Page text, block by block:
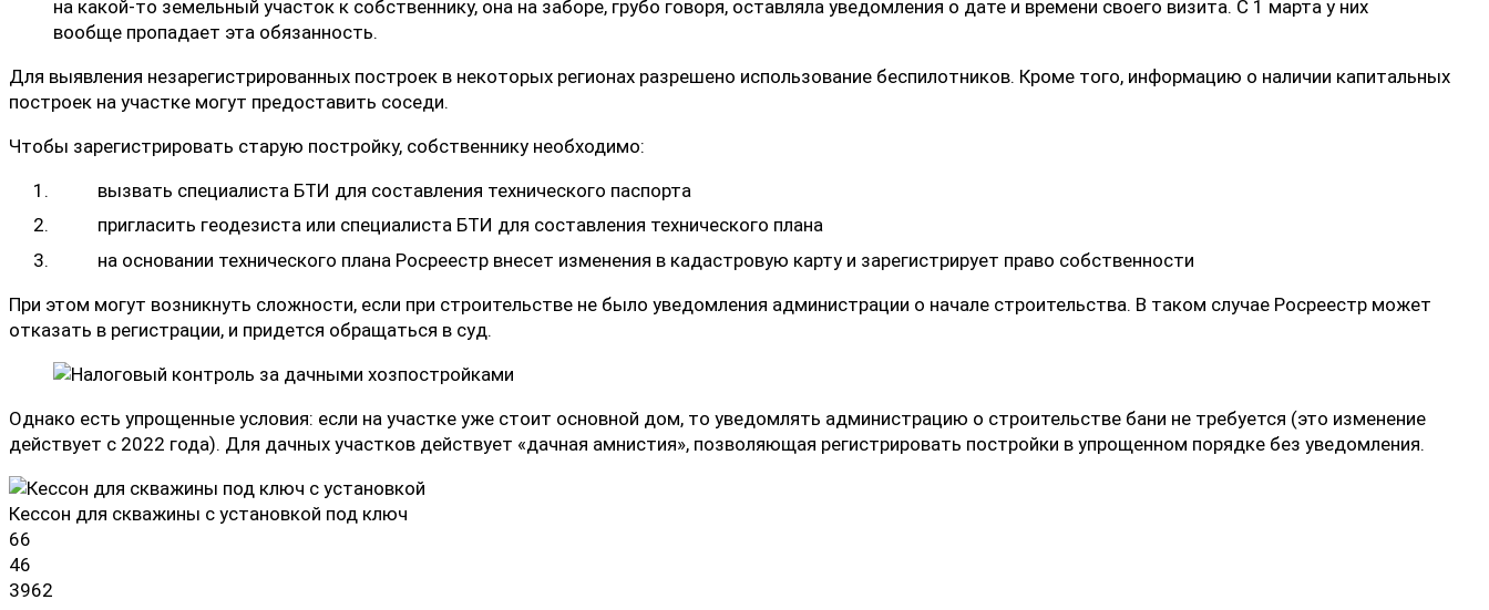
на какой-то земельный участок к собственнику, она на заборе, грубо говоря, оставляла уведомления о дате и времени своего визита. С 1 марта у них
вообще пропадает эта обязанность.
Для выявления незарегистрированных построек в некоторых регионах разрешено использование беспилотников. Кроме того, информацию о наличии капитальных
построек на участке могут предоставить соседи.
Чтобы зарегистрировать старую постройку, собственнику необходимо:
вызвать специалиста БТИ для составления технического паспорта
пригласить геодезиста или специалиста БТИ для составления технического плана
на основании технического плана Росреестр внесет изменения в кадастровую карту и зарегистрирует право собственности
При этом могут возникнуть сложности, если при строительстве не было уведомления администрации о начале строительства. В таком случае Росреестр может
отказать в регистрации, и придется обращаться в суд.
Однако есть упрощенные условия: если на участке уже стоит основной дом, то уведомлять администрацию о строительстве бани не требуется (это изменение
действует с 2022 года). Для дачных участков действует «дачная амнистия», позволяющая регистрировать постройки в упрощенном порядке без уведомления.
Кессон для скважины с установкой под ключ
66
46
3962